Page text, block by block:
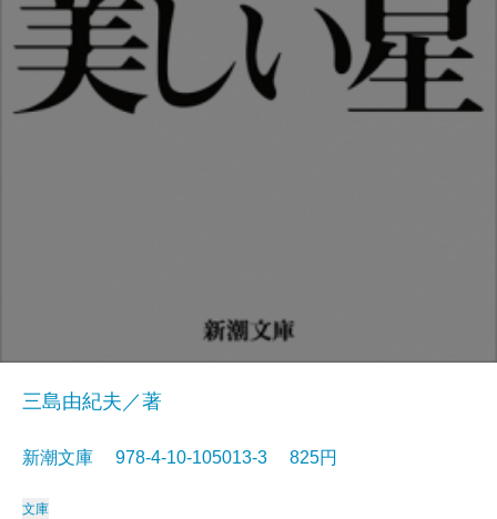
三島由紀夫／著
新潮文庫 978-4-10-105013-3 825円
文庫